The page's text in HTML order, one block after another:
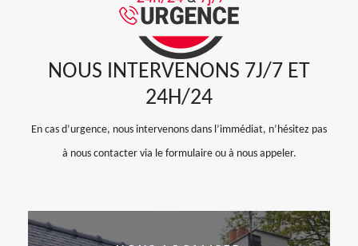
NOUS INTERVENONS 7J/7 ET
24H/24
En cas d’urgence, nous intervenons dans l’immédiat, n’hésitez pas
à nous contacter via le formulaire ou à nous appeler.